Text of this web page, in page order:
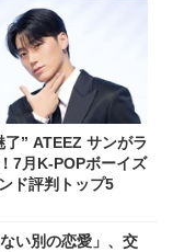
了” ATEEZ サンがラ
7月K-POPボーイズ
ド評判トップ5
い別の恋愛」、交